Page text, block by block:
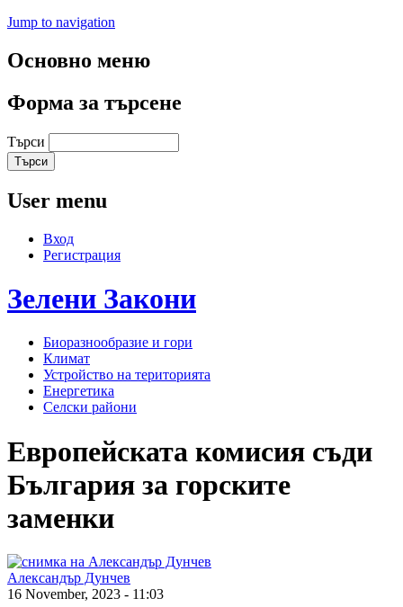
Jump to navigation
Основно меню
Форма за търсене
Търси
User menu
Вход
Регистрация
Зелени Закони
Биоразнообразие и гори
Климат
Устройство на територията
Енергетика
Селски райони
Европейската комисия съди
България за горските
заменки
Александър Дунчев
16 November, 2023 - 11:03